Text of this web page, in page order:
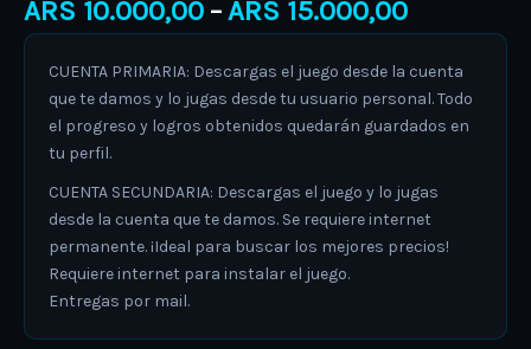
ARS 10.000,00 –ARS 15.000,00
CUENTA PRIMARIA: Descargas el juego desde la cuenta
que te damos y lo jugas desde tu usuario personal. Todo
el progreso y logros obtenidos quedarán guardados en
tu perfil.
CUENTA SECUNDARIA: Descargas el juego y lo jugas
desde la cuenta que te damos. Se requiere internet
permanente. ¡Ideal para buscar los mejores precios!
Requiere internet para instalar el juego.
Entregas por mail.